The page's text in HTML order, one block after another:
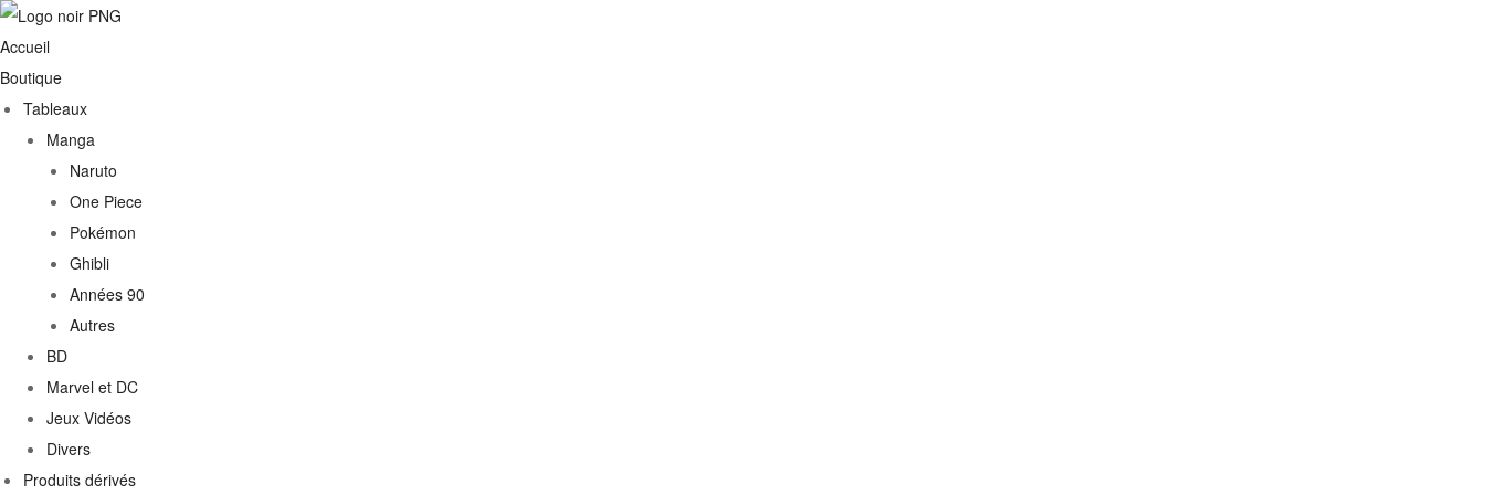
Accueil
Boutique
Tableaux
Manga
Naruto
One Piece
Pokémon
Ghibli
Années 90
Autres
BD
Marvel et DC
Jeux Vidéos
Divers
Produits dérivés